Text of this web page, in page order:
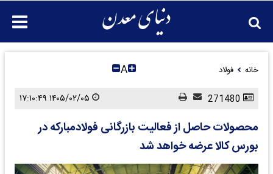
خانه فولاد A
محصولات حاصل از فعالیت بازرگانی فولادمبارکه در
بورس کالا عرضه خواهد شد